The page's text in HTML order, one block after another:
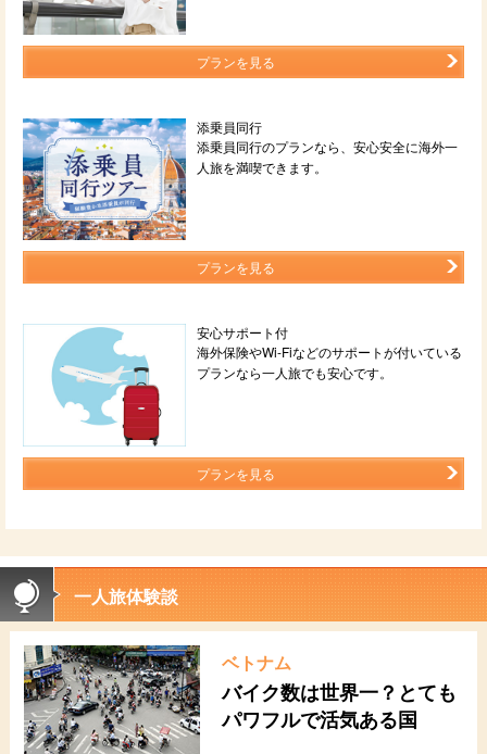
プランを見る
添乗員同行
添乗員同行のプランなら、安心安全に海外一
人旅を満喫できます。
プランを見る
安心サポート付
海外保険やWi-Fiなどのサポートが付いている
プランなら一人旅でも安心です。
プランを見る
一人旅体験談
ベトナム
バイク数は世界一？とても
パワフルで活気ある国